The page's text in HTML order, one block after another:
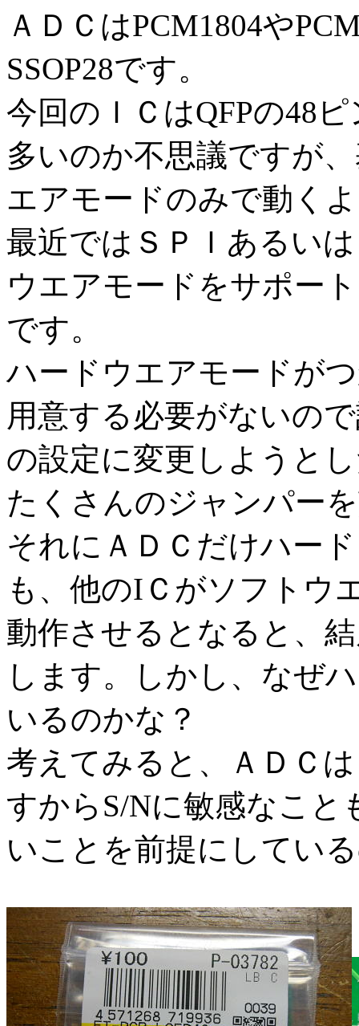
ＡＤＣはPCM1804や
SSOP28です。
今回のＩＣはQFPの48
多いのか不思議ですが
エアモードのみで動く
最近ではＳＰＩあるい
ウエアモードをサポー
です。
ハードウエアモードが
用意する必要がないの
の設定に変更しようと
たくさんのジャンパー
それにＡＤＣだけハー
も、他のIＣがソフトウ
動作させるとなると、
します。しかし、なぜ
いるのかな？
考えてみると、ＡＤＣ
すからS/Nに敏感なこ
いことを前提にしてい